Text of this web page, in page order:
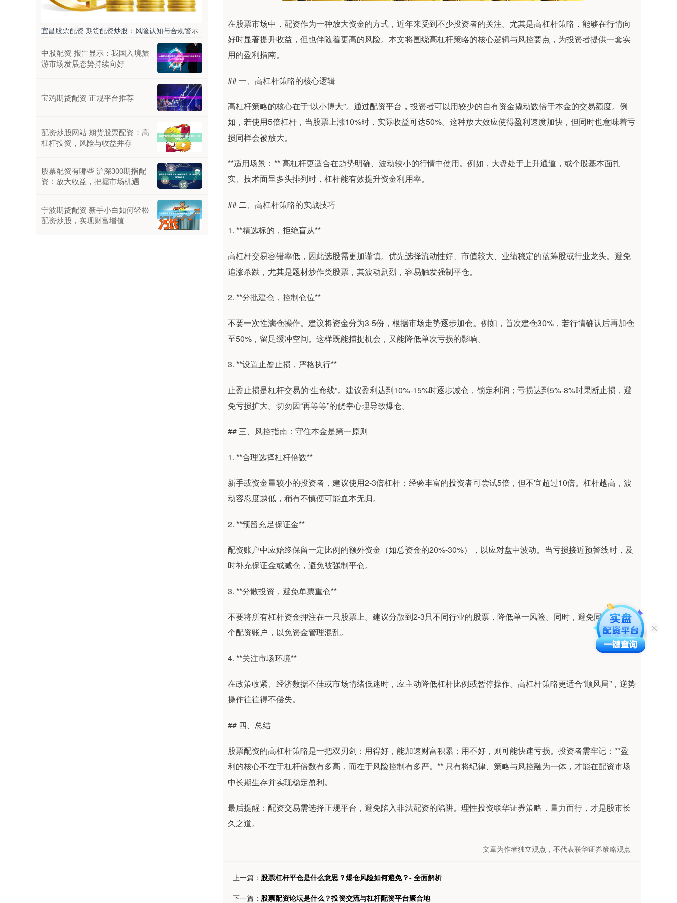
在股票市场中，配资作为一种放大资金的方式，近年来受到不少投资者的关注。尤其是高杠杆策略，能够在行情向
好时显著提升收益，但也伴随着更高的风险。本文将围绕高杠杆策略的核心逻辑与风控要点，为投资者提供一套实
用的盈利指南。
## 一、高杠杆策略的核心逻辑
高杠杆策略的核心在于“以小博大”。通过配资平台，投资者可以用较少的自有资金撬动数倍于本金的交易额度。例
如，若使用5倍杠杆，当股票上涨10%时，实际收益可达50%。这种放大效应使得盈利速度加快，但同时也意味着亏
损同样会被放大。
**适用场景：** 高杠杆更适合在趋势明确、波动较小的行情中使用。例如，大盘处于上升通道，或个股基本面扎
实、技术面呈多头排列时，杠杆能有效提升资金利用率。
## 二、高杠杆策略的实战技巧
1. **精选标的，拒绝盲从**
高杠杆交易容错率低，因此选股需更加谨慎。优先选择流动性好、市值较大、业绩稳定的蓝筹股或行业龙头。避免
追涨杀跌，尤其是题材炒作类股票，其波动剧烈，容易触发强制平仓。
2. **分批建仓，控制仓位**
不要一次性满仓操作。建议将资金分为3-5份，根据市场走势逐步加仓。例如，首次建仓30%，若行情确认后再加仓
至50%，留足缓冲空间。这样既能捕捉机会，又能降低单次亏损的影响。
3. **设置止盈止损，严格执行**
止盈止损是杠杆交易的“生命线”。建议盈利达到10%-15%时逐步减仓，锁定利润；亏损达到5%-8%时果断止损，避
免亏损扩大。切勿因“再等等”的侥幸心理导致爆仓。
## 三、风控指南：守住本金是第一原则
1. **合理选择杠杆倍数**
新手或资金量较小的投资者，建议使用2-3倍杠杆；经验丰富的投资者可尝试5倍，但不宜超过10倍。杠杆越高，波
动容忍度越低，稍有不慎便可能血本无归。
2. **预留充足保证金**
配资账户中应始终保留一定比例的额外资金（如总资金的20%-30%），以应对盘中波动。当亏损接近预警线时，及
时补充保证金或减仓，避免被强制平仓。
3. **分散投资，避免单票重仓**
不要将所有杠杆资金押注在一只股票上。建议分散到2-3只不同行业的股票，降低单一风险。同时，避免同时使用多
个配资账户，以免资金管理混乱。
4. **关注市场环境**
在政策收紧、经济数据不佳或市场情绪低迷时，应主动降低杠杆比例或暂停操作。高杠杆策略更适合“顺风局”，逆势
操作往往得不偿失。
## 四、总结
股票配资的高杠杆策略是一把双刃剑：用得好，能加速财富积累；用不好，则可能快速亏损。投资者需牢记：**盈
利的核心不在于杠杆倍数有多高，而在于风险控制有多严。** 只有将纪律、策略与风控融为一体，才能在配资市场
中长期生存并实现稳定盈利。
最后提醒：配资交易需选择正规平台，避免陷入非法配资的陷阱。理性投资联华证券策略，量力而行，才是股市长
久之道。
文章为作者独立观点，不代表联华证券策略观点
上一篇： 股票杠杆平仓是什么意思？爆仓风险如何避免？- 全面解析
下一篇： 股票配资论坛是什么？投资交流与杠杆配资平台聚合地
宜昌股票配资 期货配资炒股：风险认知与合规警示
中股配资 报告显示：我国入境旅
游市场发展态势持续向好
宝鸡期货配资 正规平台推荐
配资炒股网站 期货股票配资：高
杠杆投资，风险与收益并存
股票配资有哪些 沪深300期指配
资：放大收益，把握市场机遇
宁波期货配资 新手小白如何轻松
配资炒股，实现财富增值